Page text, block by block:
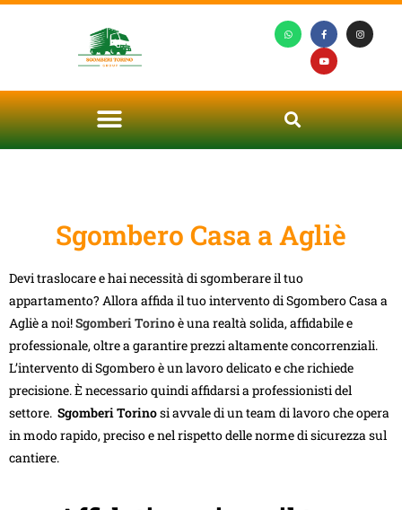
Sgombero Casa a Agliè
Devi traslocare e hai necessità di sgomberare il tuo
appartamento? Allora affida il tuo intervento di Sgombero Casa a
Agliè a noi!Sgomberi Torinoè una realtà solida, affidabile e
professionale, oltre a garantire prezzi altamente concorrenziali.
L’intervento di Sgombero è un lavoro delicato e che richiede
precisione. È necessario quindi affidarsi a professionisti del
settore. Sgomberi Torinosi avvale di un team di lavoro che opera
in modo rapido, preciso e nel rispetto delle norme di sicurezza sul
cantiere.